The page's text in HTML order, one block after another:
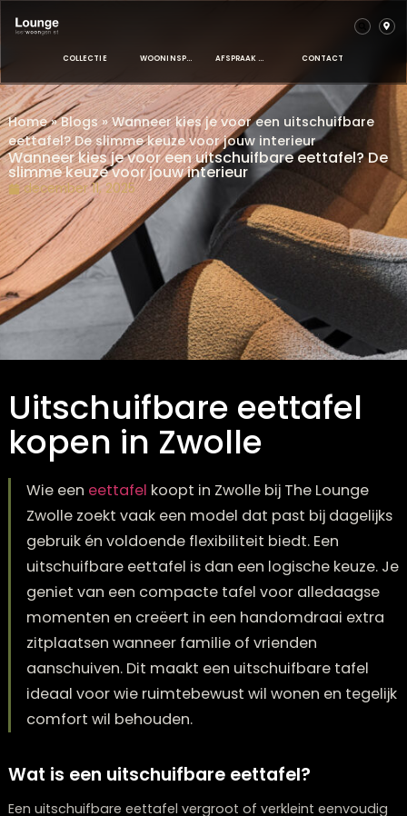
Home»Blogs»Wanneer kies je voor een
eettafel? De slimme keuze voor jouw interieur
Wanneer kies je voor een uitschuifbare eettafel?
slimme keuze voor jouw interieur
december 11, 2025
Uitschuifbare eettafel
kopen in Zwolle
Wie eeneettafelkoopt in Zwolle bij The
Zwolle zoekt vaak een model dat past bij
gebruik én voldoende flexibiliteit biedt. Een
uitschuifbare eettafel is dan een logische
geniet van een compacte tafel voor
momenten en creëert in een handomdraai
zitplaatsen wanneer familie of vrienden
ideaal voor wie ruimtebewust wil wonen en
comfort wil behouden.